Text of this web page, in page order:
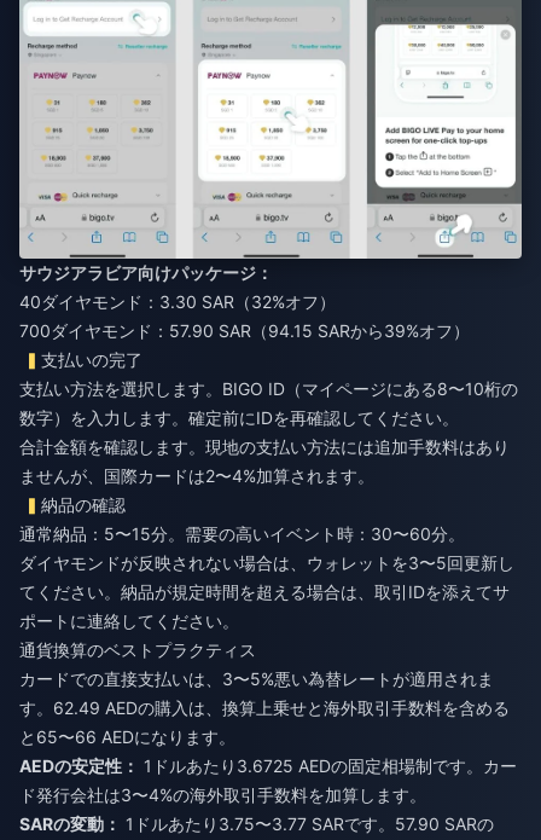
サウジアラビア向けパッケージ：
40ダイヤモンド：3.30 SAR（32%オフ）
700ダイヤモンド：57.90 SAR（94.15 SARから39%オフ）
支払いの完了
支払い方法を選択します。BIGO ID（マイページにある8〜10桁の
数字）を入力します。確定前にIDを再確認してください。
合計金額を確認します。現地の支払い方法には追加手数料はあり
ませんが、国際カードは2〜4%加算されます。
納品の確認
通常納品：5〜15分。需要の高いイベント時：30〜60分。
ダイヤモンドが反映されない場合は、ウォレットを3〜5回更新し
てください。納品が規定時間を超える場合は、取引IDを添えてサ
ポートに連絡してください。
通貨換算のベストプラクティス
カードでの直接支払いは、3〜5%悪い為替レートが適用されま
す。62.49 AEDの購入は、換算上乗せと海外取引手数料を含める
と65〜66 AEDになります。
AEDの安定性： 1ドルあたり3.6725 AEDの固定相場制です。カー
ド発行会社は3〜4%の海外取引手数料を加算します。
SARの変動： 1ドルあたり3.75〜3.77 SARです。57.90 SARの